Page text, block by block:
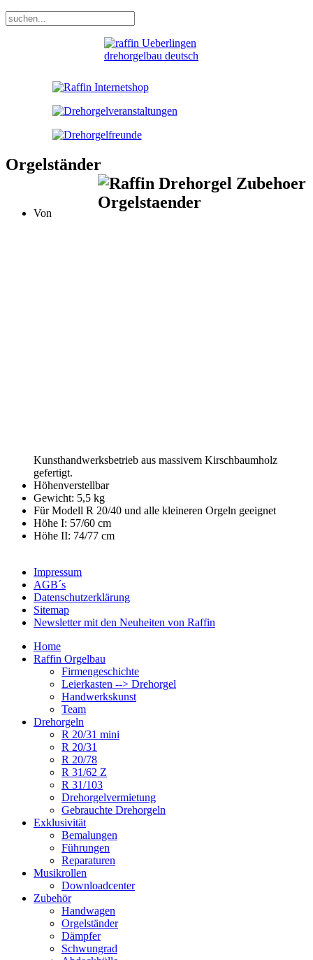
Orgelständer
Von
Kunsthandwerksbetrieb aus massivem Kirschbaumholz
gefertigt.
Höhenverstellbar
Gewicht: 5,5 kg
Für Modell R 20/40 und alle kleineren Orgeln geeignet
Höhe I: 57/60 cm
Höhe II: 74/77 cm
Impressum
AGB´s
Datenschutzerklärung
Sitemap
Newsletter mit den Neuheiten von Raffin
Home
Raffin Orgelbau
Firmengeschichte
Leierkasten --> Drehorgel
Handwerkskunst
Team
Drehorgeln
R 20/31 mini
R 20/31
R 20/78
R 31/62 Z
R 31/103
Drehorgelvermietung
Gebrauchte Drehorgeln
Exklusivität
Bemalungen
Führungen
Reparaturen
Musikrollen
Downloadcenter
Zubehör
Handwagen
Orgelständer
Dämpfer
Schwungrad